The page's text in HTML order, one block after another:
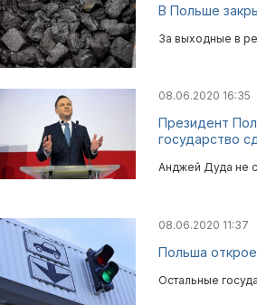
В Польше
За выходные в
08.06.2020 16:35
Президент
государство
Анджей Дуда не
08.06.2020 11:37
Польша
Остальные